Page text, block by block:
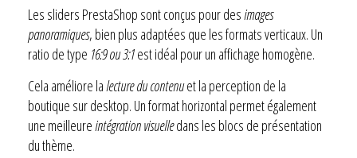
Les sliders PrestaShop sont conçus pour desimages
panoramiques, bien plus adaptées que les formats verticaux. Un
ratio de type 16:9 ou 3:1est idéal pour un affichage homogène.
Cela améliore la lecture du contenuet la perception de la
boutique sur desktop. Un format horizontal permet également
une meilleureintégration visuelledans les blocs de présentation
du thème.